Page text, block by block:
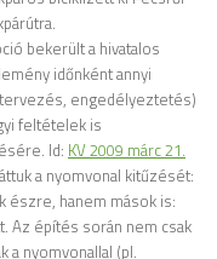
bekerült a hivatalos
időnként annyi
engedélyeztetés)
feltételek is
ld: KV 2009 márc 21.
a nyomvonal kitűzését:
észre, hanem mások is:
Az építés során nem csak
a nyomvonallal (pl.